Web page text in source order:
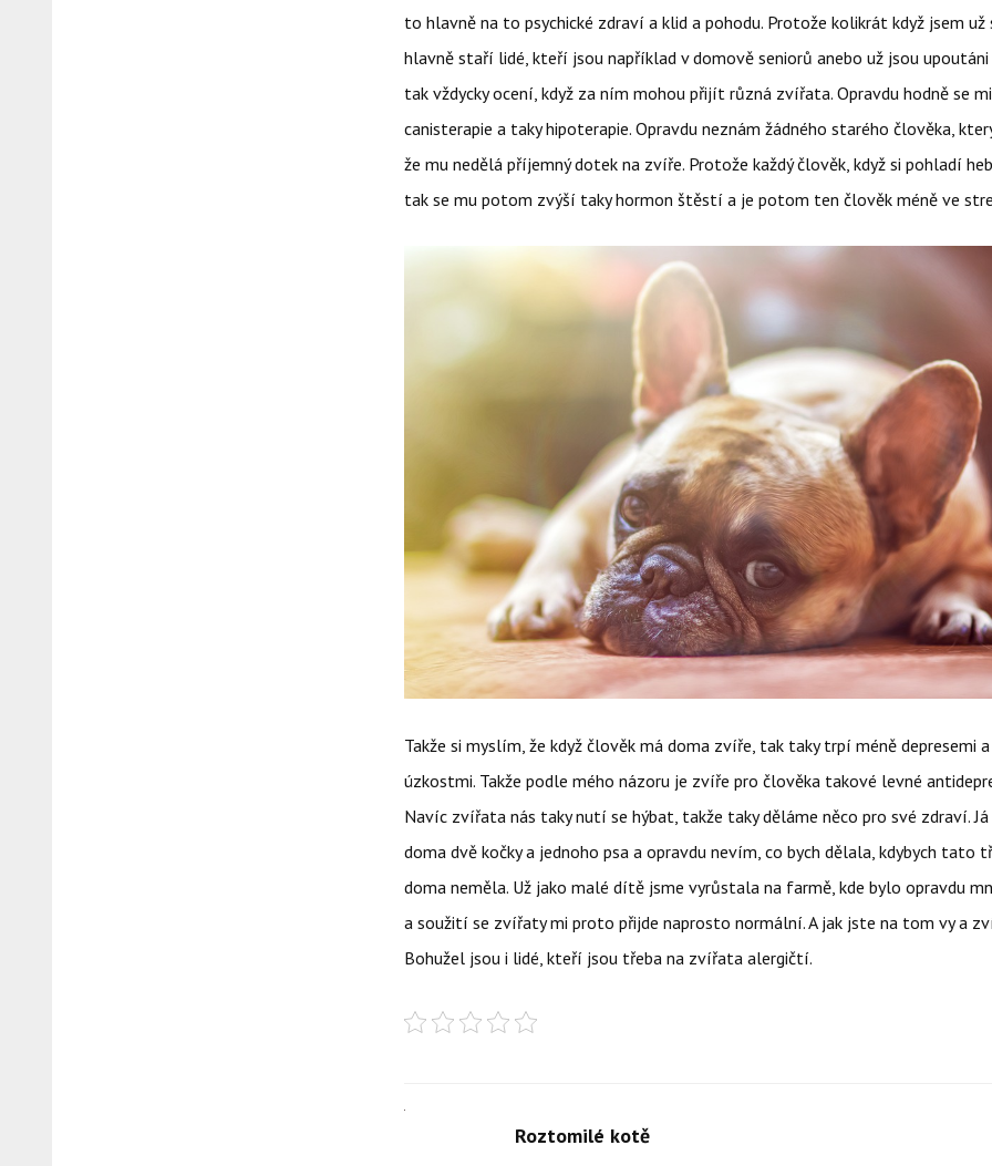
to hlavně na to psychické zdraví a klid a pohodu. Protože kolikrát když jsem už
hlavně staří lidé, kteří jsou například v domově seniorů anebo už jsou
tak vždycky ocení, když za ním mohou přijít různá zvířata. Opravdu hodně se
canisterapie a taky hipoterapie. Opravdu neznám žádného starého člověka,
že mu nedělá příjemný dotek na zvíře. Protože každý člověk, když si pohladí
tak se mu potom zvýší taky hormon štěstí a je potom ten člověk méně ve
Takže si myslím, že když člověk má doma zvíře, tak taky trpí méně depresemi
úzkostmi. Takže podle mého názoru je zvíře pro člověka takové levné
Navíc zvířata nás taky nutí se hýbat, takže taky děláme něco pro své zdraví.
doma dvě kočky a jednoho psa a opravdu nevím, co bych dělala, kdybych tato
doma neměla. Už jako malé dítě jsme vyrůstala na farmě, kde bylo opravdu
a soužití se zvířaty mi proto přijde naprosto normální. A jak jste na tom vy a
Bohužel jsou i lidé, kteří jsou třeba na zvířata alergičtí.
Roztomilé kotě